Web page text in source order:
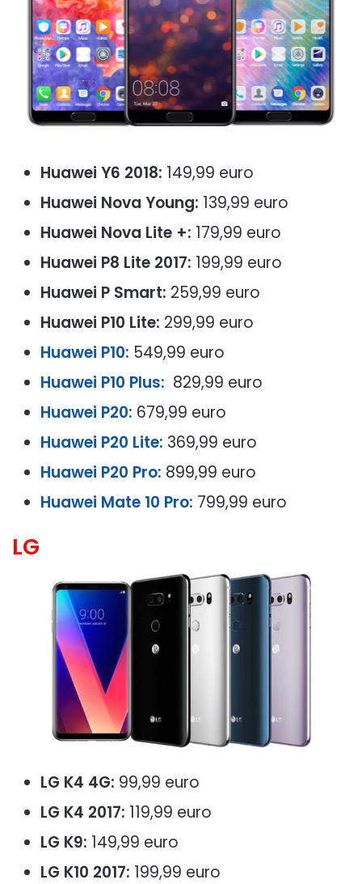
Huawei Y6 2018: 149,99 euro
Huawei Nova Young: 139,99 euro
Huawei Nova Lite +: 179,99 euro
Huawei P8 Lite 2017: 199,99 euro
Huawei P Smart: 259,99 euro
Huawei P10 Lite: 299,99 euro
Huawei P10: 549,99 euro
Huawei P10 Plus: 829,99 euro
Huawei P20: 679,99 euro
Huawei P20 Lite: 369,99 euro
Huawei P20 Pro: 899,99 euro
Huawei Mate 10 Pro: 799,99 euro
LG
LG K4 4G: 99,99 euro
LG K4 2017: 119,99 euro
LG K9: 149,99 euro
LG K10 2017: 199,99 euro